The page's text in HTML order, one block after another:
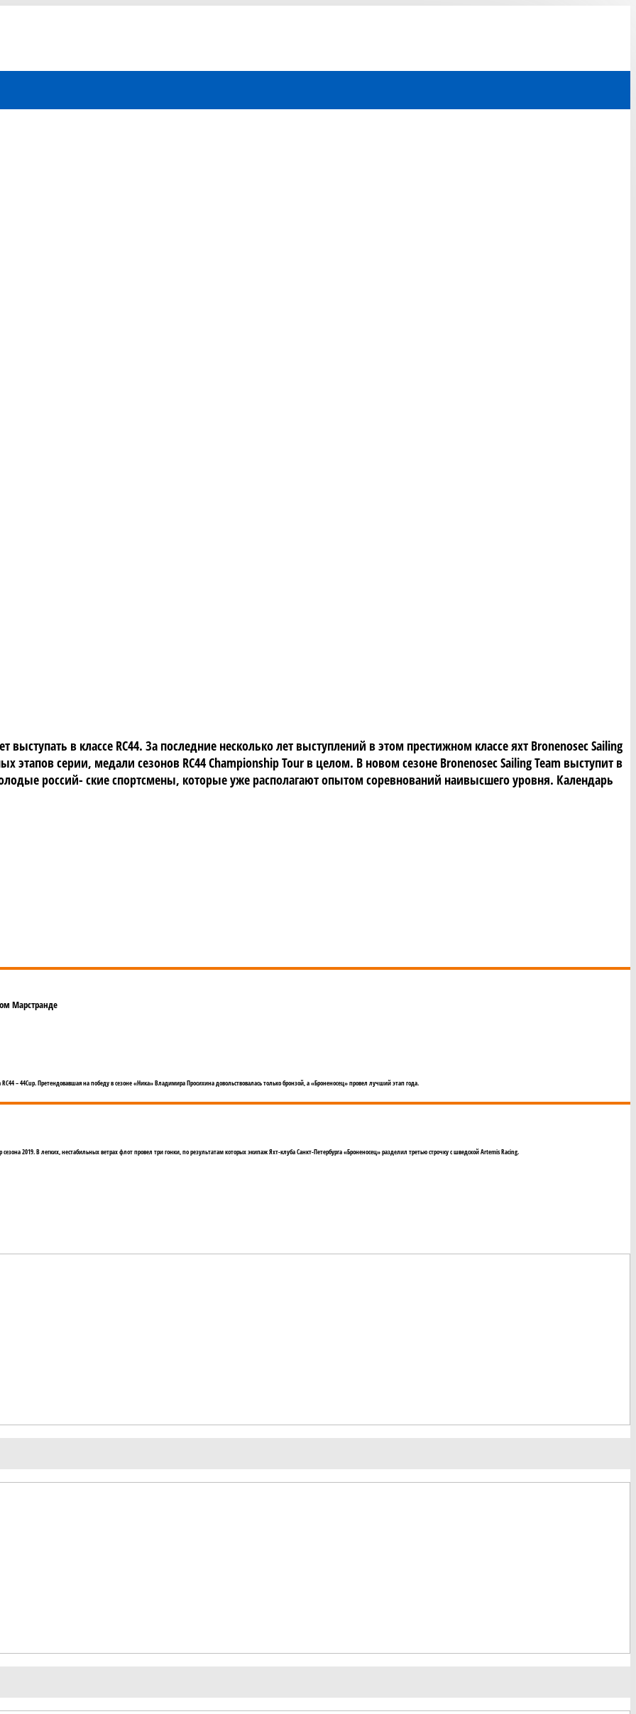
выступать в классе RC44. За последние несколько лет выступлений в этом престижном классе яхт Bronenosec Sailing
серии, медали сезонов RC44 Championship Tour в целом. В новом сезоне Bronenosec Sailing Team выступит в
россий- ские спортсмены, которые уже располагают опытом соревнований наивысшего уровня. Календарь
Марстранде
– 44Cup. Претендовавшая на победу в сезоне «Ника» Владимира Просихина довольствовалась только бронзой, а «Броненосец» провел лучший этап года.
2019. В легких, нестабильных ветрах флот провел три гонки, по результатам которых экипаж Яхт-клуба Санкт-Петербурга «Броненосец» разделил третью строчку с шведской Artemis Racing.